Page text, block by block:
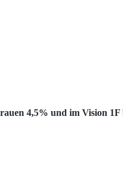
4,5% und im Vision